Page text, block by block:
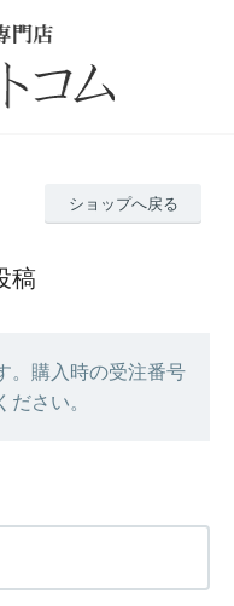
ショップへ戻る
稿
。購入時の受注番号
ださい。